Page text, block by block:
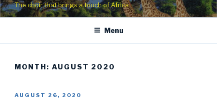
The choir that brings a touch of Africa
Menu
MONTH: AUGUST 2020
POSTED
AUGUST 26, 2020